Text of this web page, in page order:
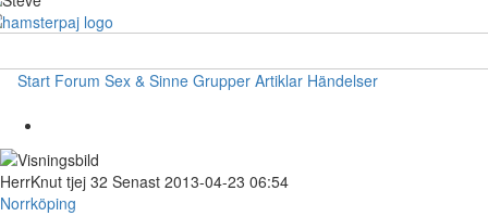
Start Forum Sex & Sinne Grupper Artiklar Händelser
HerrKnut tjej 32 Senast 2013-04-23 06:54
Norrköping